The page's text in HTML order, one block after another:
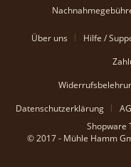
Über uns Hilfe /
Datenschutzerklärung
Shopware
© 2017 - Mühle Hamm